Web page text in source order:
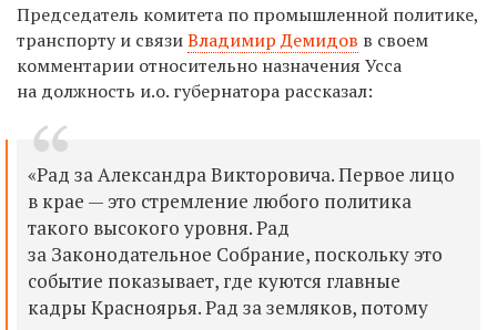
Председатель комитета по промышленной политике,
транспорту и связиВладимир Демидов в своем
комментарии относительно назначения Усса
на должность и.о. губернатора рассказал:
«Рад за Александра Викторовича. Первое лицо
в крае — это стремление любого политика
такого высокого уровня. Рад
за Законодательное Собрание, поскольку это
событие показывает, где куются главные
кадры Красноярья. Рад за земляков, потому